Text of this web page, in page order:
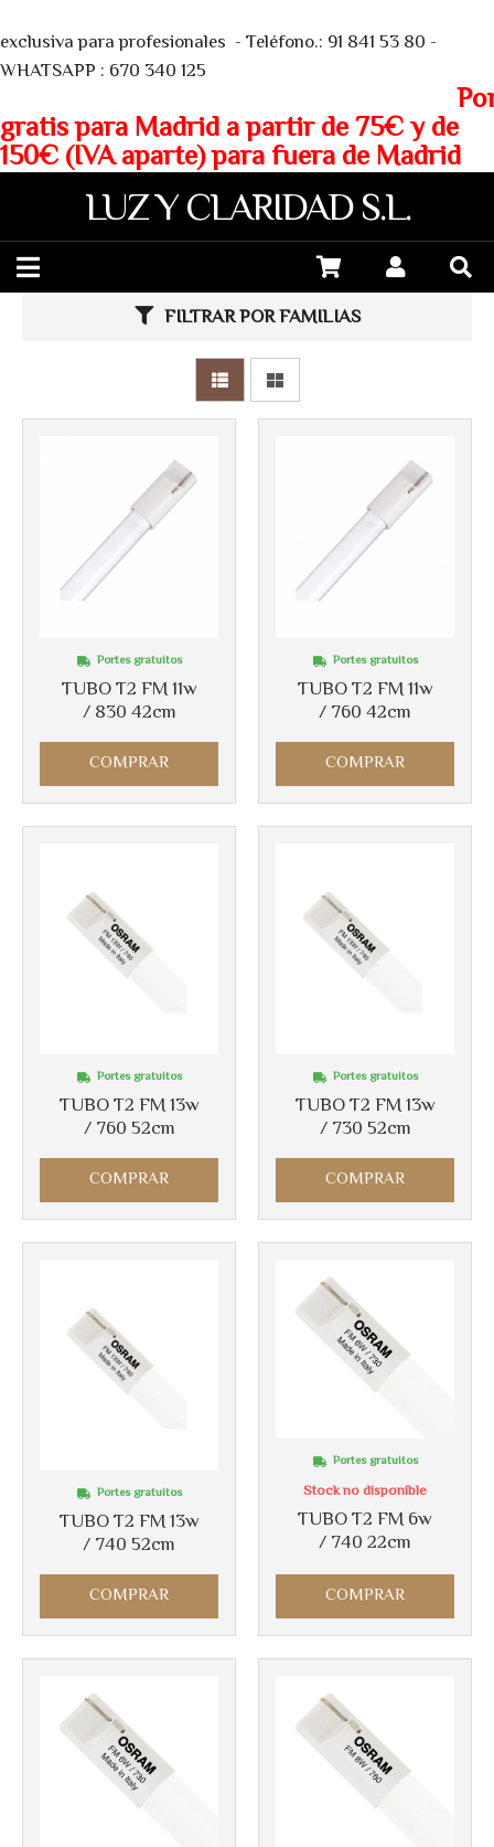
exclusiva para profesionales - Teléfono.: 91 841 53 80 -
WHATSAPP : 670 340 125
gratis para Madrid a partir de 75€ y de
150€ (IVA aparte) para fuera de Madrid
LUZ Y CLARIDAD S.L.
FILTRAR POR FAMILIAS
TUBO T2 FM 11w
/ 830 42cm
Portes gratuitos
COMPRAR
TUBO T2 FM 11w
/ 760 42cm
Portes gratuitos
COMPRAR
TUBO T2 FM 13w
/ 760 52cm
Portes gratuitos
COMPRAR
TUBO T2 FM 13w
/ 730 52cm
Portes gratuitos
COMPRAR
TUBO T2 FM 13w
/ 740 52cm
Portes gratuitos
COMPRAR
Más info
TUBO T2 FM 6w
/ 740 22cm
Portes gratuitos
Stock no disponible
COMPRAR
Más info Más info